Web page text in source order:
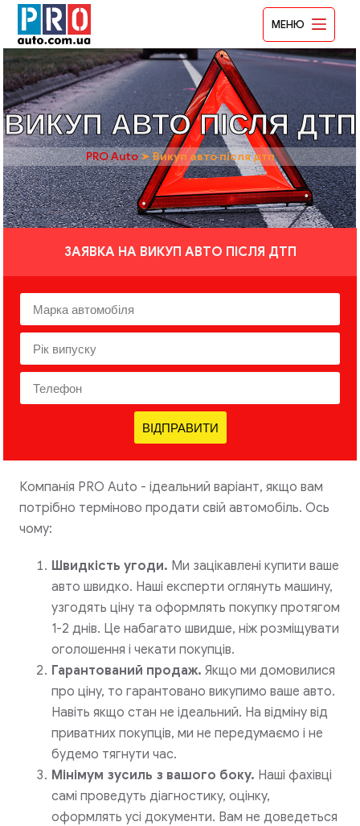
МЕНЮ
ВИКУП АВТО ПІСЛЯ ДТП
PRO Auto➤Викуп авто після дтп
ЗАЯВКА НА ВИКУП АВТО ПІСЛЯ ДТП
ВІДПРАВИТИ
Компанія PRO Auto - ідеальний варіант, якщо вам
потрібно терміново продати свій автомобіль. Ось
чому:
Швидкість угоди. Ми зацікавлені купити ваше
авто швидко. Наші експерти оглянуть машину,
узгодять ціну та оформлять покупку протягом
1-2 днів. Це набагато швидше, ніж розміщувати
оголошення і чекати покупців.
Гарантований продаж. Якщо ми домовилися
про ціну, то гарантовано викупимо ваше авто.
Навіть якщо стан не ідеальний. На відміну від
приватних покупців, ми не передумаємо і не
будемо тягнути час.
Мінімум зусиль з вашого боку. Наші фахівці
самі проведуть діагностику, оцінку,
оформлять усі документи. Вам не доведеться